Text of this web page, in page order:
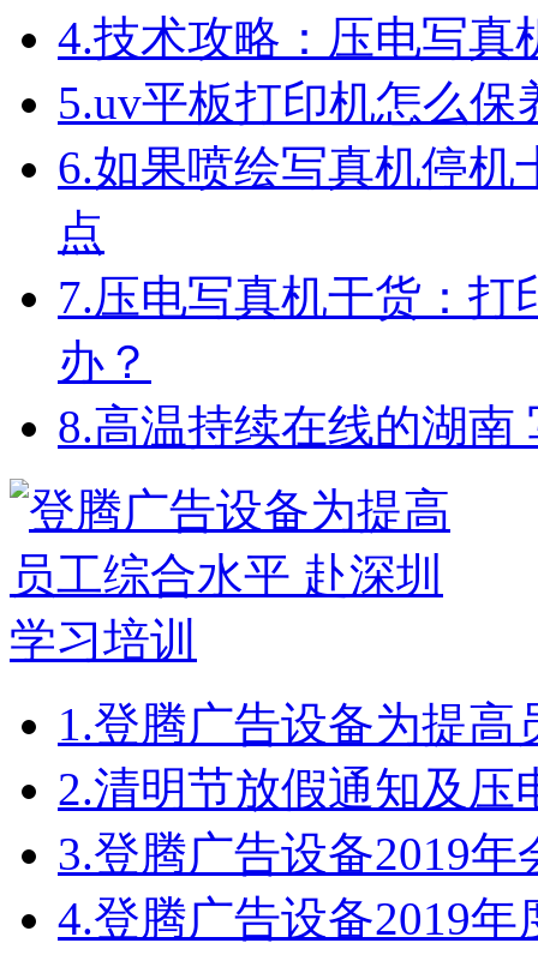
4.技术攻略：压电写真
5.uv平板打印机怎么保
6.如果喷绘写真机停机
点
7.压电写真机干货：打
办？
8.高温持续在线的湖南
1.登腾广告设备为提高
2.清明节放假通知及压
3.登腾广告设备2019
4.登腾广告设备2019